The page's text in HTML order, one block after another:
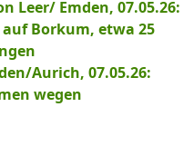
Leer/ Emden, 07.05.26:
Borkum, etwa 25
Aurich, 07.05.26:
wegen